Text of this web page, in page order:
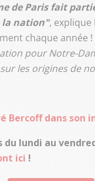
de Paris fait
la nation",
chaque année
pour Notre-
les origines de
Bercoff dans
lundi au
ici !